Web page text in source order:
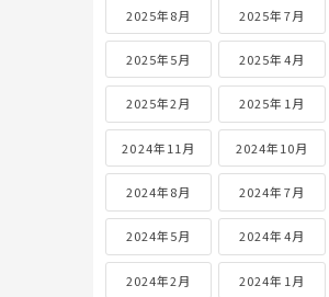
2025年8月 2025年7月
2025年5月 2025年4月
2025年2月 2025年1月
2024年11月 2024年10月
2024年8月 2024年7月
2024年5月 2024年4月
2024年2月 2024年1月